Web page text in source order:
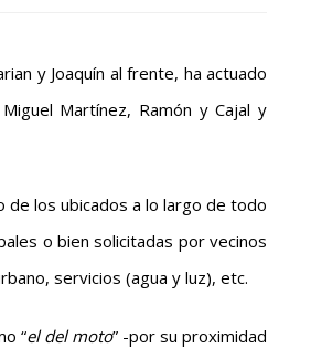
y Joaquín al frente, ha actuado
Martínez, Ramón y Cajal y
de los ubicados a lo largo de todo
o bien solicitadas por vecinos
servicios (agua y luz), etc.
“el del moto” -por su proximidad